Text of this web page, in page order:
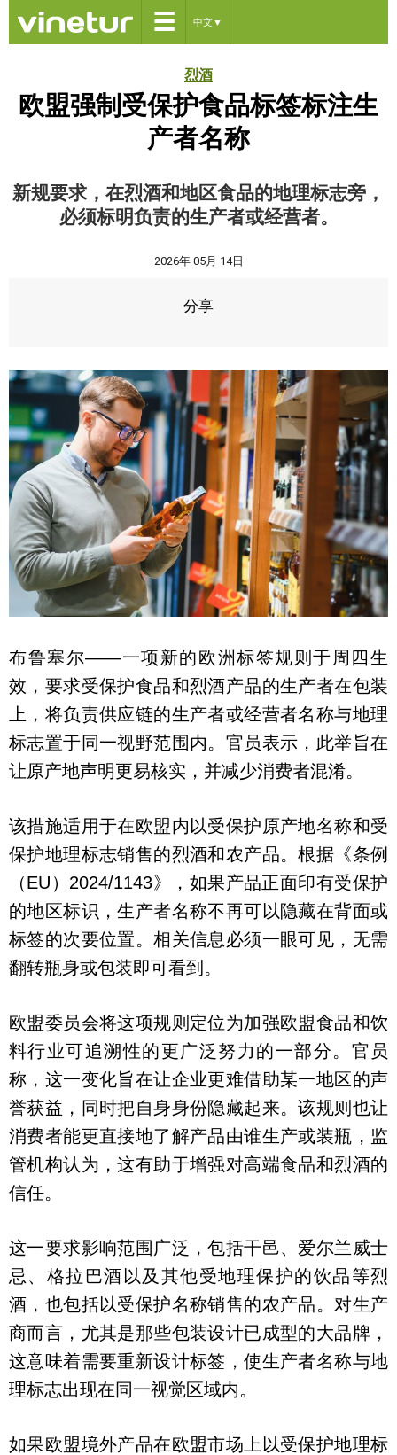
☰ 中文 ▼
烈酒
欧盟强制受保护食品标签标注生
产者名称
新规要求，在烈酒和地区食品的地理标志旁，
必须标明负责的生产者或经营者。
2026年 05月 14日
分享
布鲁塞尔——一项新的欧洲标签规则于周四生
效，要求受保护食品和烈酒产品的生产者在包装
上，将负责供应链的生产者或经营者名称与地理
标志置于同一视野范围内。官员表示，此举旨在
让原产地声明更易核实，并减少消费者混淆。
该措施适用于在欧盟内以受保护原产地名称和受
保护地理标志销售的烈酒和农产品。根据《条例
（EU）2024/1143》，如果产品正面印有受保护
的地区标识，生产者名称不再可以隐藏在背面或
标签的次要位置。相关信息必须一眼可见，无需
翻转瓶身或包装即可看到。
欧盟委员会将这项规则定位为加强欧盟食品和饮
料行业可追溯性的更广泛努力的一部分。官员
称，这一变化旨在让企业更难借助某一地区的声
誉获益，同时把自身身份隐藏起来。该规则也让
消费者能更直接地了解产品由谁生产或装瓶，监
管机构认为，这有助于增强对高端食品和烈酒的
信任。
这一要求影响范围广泛，包括干邑、爱尔兰威士
忌、格拉巴酒以及其他受地理保护的饮品等烈
酒，也包括以受保护名称销售的农产品。对生产
商而言，尤其是那些包装设计已成型的大品牌，
这意味着需要重新设计标签，使生产者名称与地
理标志出现在同一视觉区域内。
如果欧盟境外产品在欧盟市场上以受保护地理标